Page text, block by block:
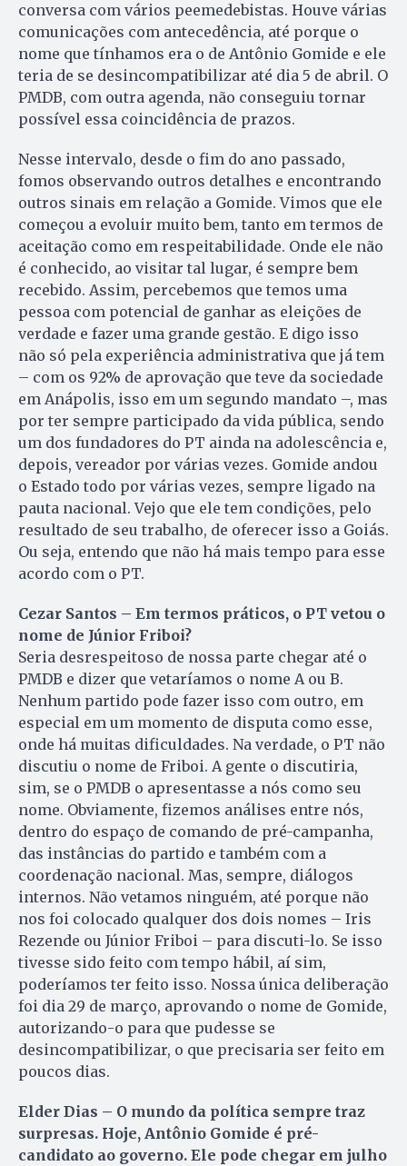
conversa com vários peemedebistas. Houve várias
comunicações com antecedência, até porque o
nome que tínhamos era o de Antônio Gomide e ele
teria de se desincompatibilizar até dia 5 de abril. O
PMDB, com outra agenda, não conseguiu tornar
possível essa coincidência de prazos.
Nesse intervalo, desde o fim do ano passado,
fomos observando outros detalhes e encontrando
outros sinais em relação a Gomide. Vimos que ele
começou a evoluir muito bem, tanto em termos de
aceitação como em respeitabilidade. Onde ele não
é conhecido, ao visitar tal lugar, é sempre bem
recebido. Assim, percebemos que temos uma
pessoa com potencial de ganhar as eleições de
verdade e fazer uma grande gestão. E digo isso
não só pela experiência administrativa que já tem
– com os 92% de aprovação que teve da sociedade
em Anápolis, isso em um segundo mandato –, mas
por ter sempre participado da vida pública, sendo
um dos fundadores do PT ainda na adolescência e,
depois, vereador por várias vezes. Gomide andou
o Estado todo por várias vezes, sempre ligado na
pauta nacional. Vejo que ele tem condições, pelo
resultado de seu trabalho, de oferecer isso a Goiás.
Ou seja, entendo que não há mais tempo para esse
acordo com o PT.
Cezar Santos – Em termos práticos, o PT vetou o
nome de Júnior Friboi?
Seria desrespeitoso de nossa parte chegar até o
PMDB e dizer que vetaríamos o nome A ou B.
Nenhum partido pode fazer isso com outro, em
especial em um momento de disputa como esse,
onde há muitas dificuldades. Na verdade, o PT não
discutiu o nome de Friboi. A gente o discutiria,
sim, se o PMDB o apresentasse a nós como seu
nome. Obviamente, fizemos análises entre nós,
dentro do espaço de comando de pré-campanha,
das instâncias do partido e também com a
coordenação nacional. Mas, sempre, diálogos
internos. Não vetamos ninguém, até porque não
nos foi colocado qualquer dos dois nomes – Iris
Rezende ou Júnior Friboi – para discuti-lo. Se isso
tivesse sido feito com tempo hábil, aí sim,
poderíamos ter feito isso. Nossa única deliberação
foi dia 29 de março, aprovando o nome de Gomide,
autorizando-o para que pudesse se
desincompatibilizar, o que precisaria ser feito em
poucos dias.
Elder Dias – O mundo da política sempre traz
surpresas. Hoje, Antônio Gomide é pré-
candidato ao governo. Ele pode chegar em julho